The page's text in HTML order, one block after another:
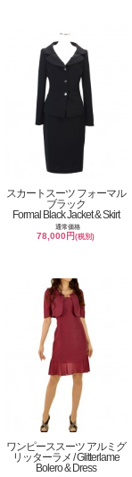
スカートスーツ フォーマル
ブラック
Formal Black Jacket & Skirt
通常価格
78,000円(税別)
ワンピーススーツ アルミグ
リッターラメ / Glitterlame
Bolero & Dress